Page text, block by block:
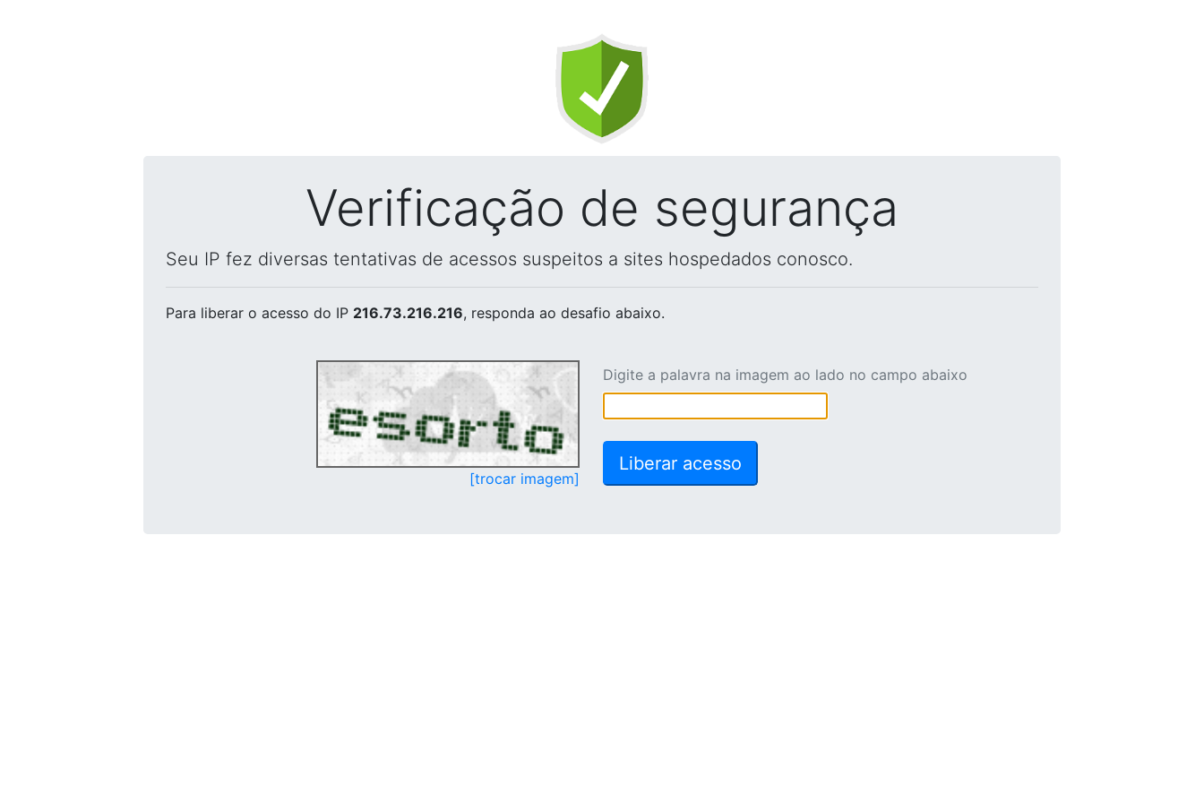
Verificação de segurança
Seu IP fez diversas tentativas de acessos suspeitos a sites hospedados conosco.
Para liberar o acesso do IP 216.73.216.216, responda ao desafio abaixo.
[trocar imagem]
Digite a palavra na imagem ao lado no campo abaixo